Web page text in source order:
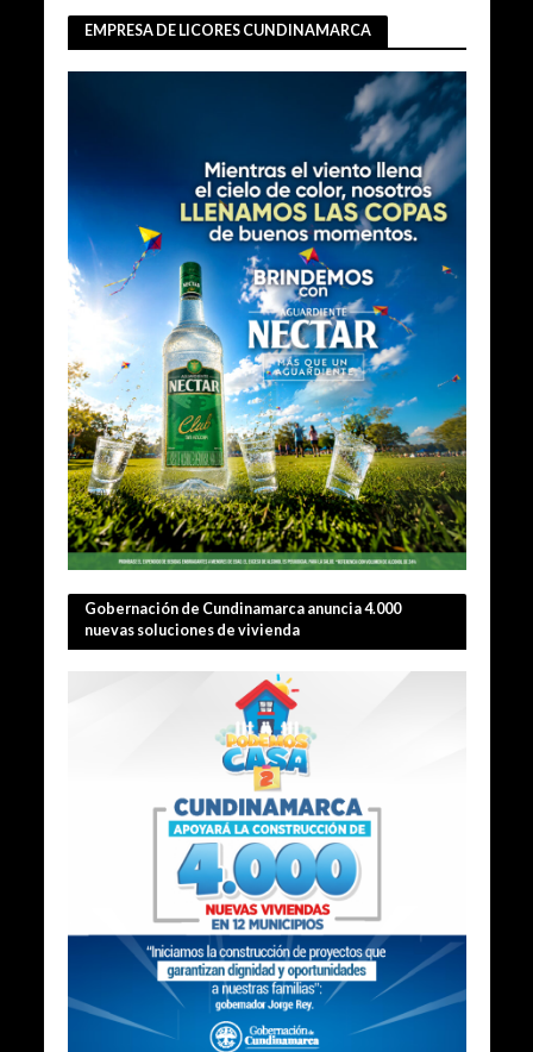
EMPRESA DE LICORES CUNDINAMARCA
Gobernación de Cundinamarca anuncia 4.000
nuevas soluciones de vivienda